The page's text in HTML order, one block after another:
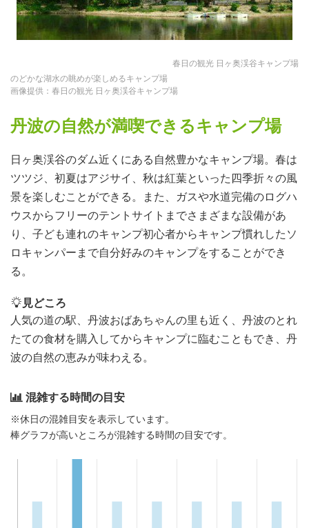
春日の観光 日ヶ奥渓谷キャンプ場
のどかな湖水の眺めが楽しめるキャンプ場
画像提供：春日の観光 日ヶ奥渓谷キャンプ場
丹波の自然が満喫できるキャンプ場
日ヶ奥渓谷のダム近くにある自然豊かなキャンプ場。春は
ツツジ、初夏はアジサイ、秋は紅葉といった四季折々の風
景を楽しむことができる。また、ガスや水道完備のログハ
ウスからフリーのテントサイトまでさまざまな設備があ
り、子ども連れのキャンプ初心者からキャンプ慣れしたソ
ロキャンパーまで自分好みのキャンプをすることができ
る。
見どころ
人気の道の駅、丹波おばあちゃんの里も近く、丹波のとれ
たての食材を購入してからキャンプに臨むこともでき、丹
波の自然の恵みが味わえる。
混雑する時間の目安
※休日の混雑目安を表示しています。
棒グラフが高いところが混雑する時間の目安です。